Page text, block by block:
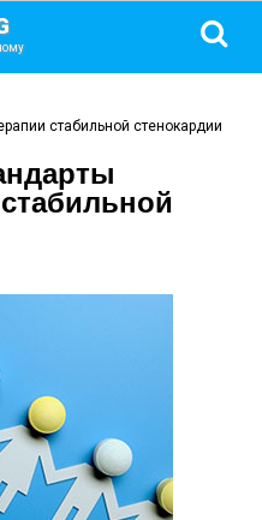
стабильной стенокардии